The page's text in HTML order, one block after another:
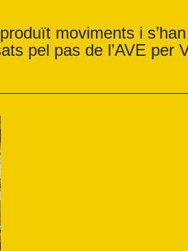
moviments i
pel pas de l’AVE per